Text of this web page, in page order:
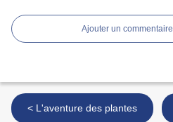
Ajouter un commentaire
< L'aventure des plantes